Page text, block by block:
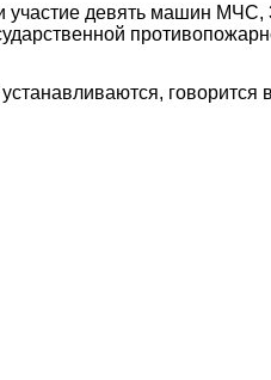
участие девять машин МЧС,
говорится